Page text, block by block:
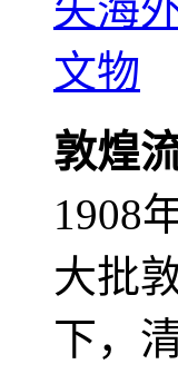
敦煌
1908
大批
下，